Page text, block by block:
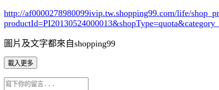
http://af0000278980099ivip.tw.shopping99.com/life/
圖片及文字都來自shopping99
載入更多